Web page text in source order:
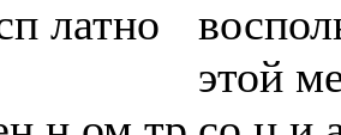
латно
этой